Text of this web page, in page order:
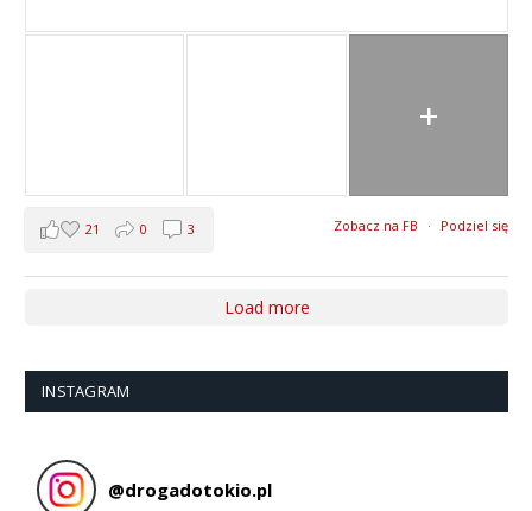
+
Zobacz na FB · Podziel się
21 0 3
Load more
INSTAGRAM
@drogadotokio.pl